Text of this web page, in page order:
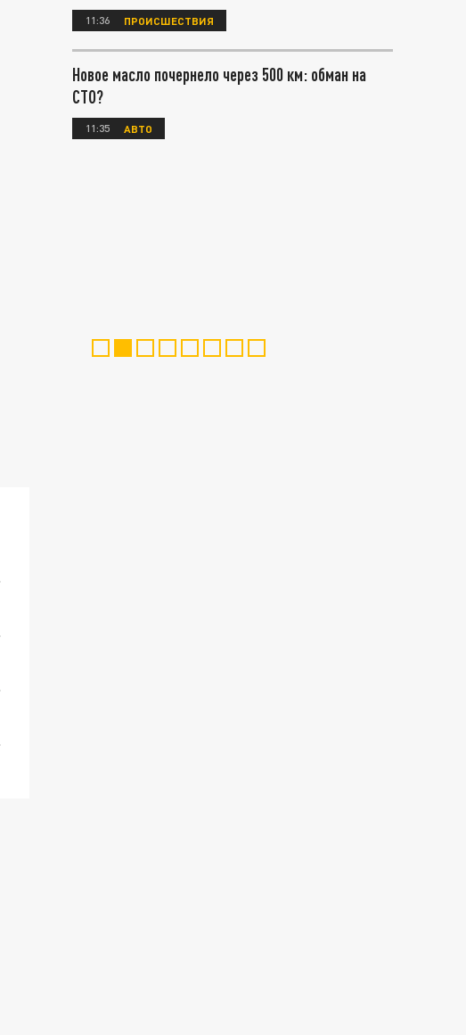
11:36 ПРОИСШЕСТВИЯ
Новое масло почернело через 500 км: обман на
СТО?
11:35 АВТО